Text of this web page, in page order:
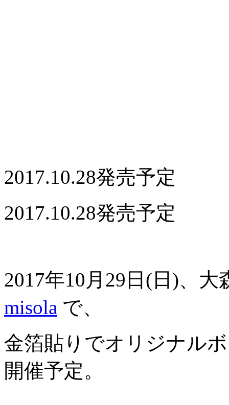
2017.10.28発売予定
2017.10.28発売予定
2017年10月29日(日)、
misola で、
金箔貼りでオリジナル
開催予定。